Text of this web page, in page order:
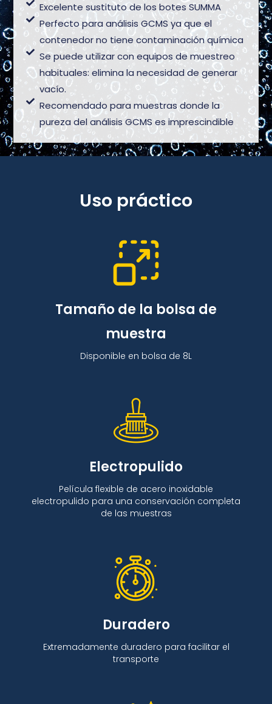
Excelente sustituto de los botes SUMMA
Perfecto para análisis GCMS ya que el
contenedor no tiene contaminación química
Se puede utilizar con equipos de muestreo
habituales: elimina la necesidad de generar
vacío.
Recomendado para muestras donde la
pureza del análisis GCMS es imprescindible
Uso práctico
Tamaño de la bolsa de
muestra
Disponible en bolsa de 8L
Electropulido
Película flexible de acero inoxidable
electropulido para una conservación completa
de las muestras
Duradero
Extremadamente duradero para facilitar el
transporte